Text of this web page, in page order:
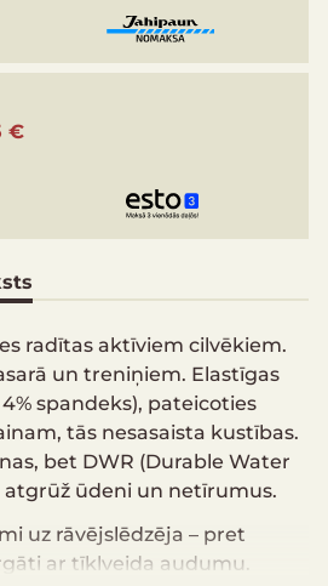
€
radītas aktīviem cilvēkiem.
un treniņiem. Elastīgas
spandeks), pateicoties
tās nesasaista kustības.
bet DWR (Durable Water
atgrūž ūdeni un netīrumus.
uz rāvējslēdzēja – pret
ar tīklveida audumu.